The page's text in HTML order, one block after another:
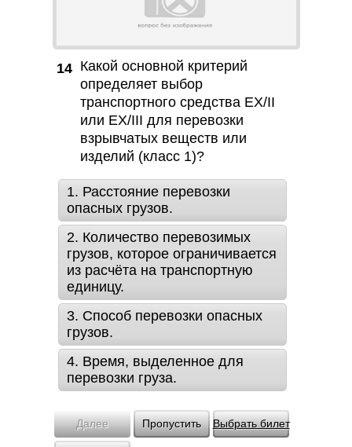
14 Какой основной критерий
определяет выбор
транспортного средства EX/II
или EX/III для перевозки
взрывчатых веществ или
изделий (класс 1)?
1. Расстояние перевозки
опасных грузов.
2. Количество перевозимых
грузов, которое ограничивается
из расчёта на транспортную
единицу.
3. Способ перевозки опасных
грузов.
4. Время, выделенное для
перевозки груза.
Далее Пропустить Выбрать билет